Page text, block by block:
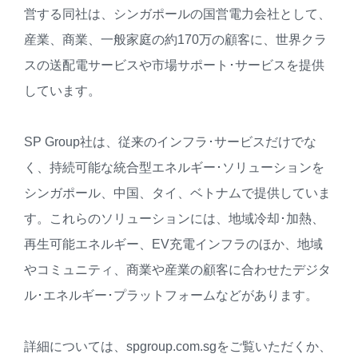
営する同社は、シンガポールの国営電力会社として、
産業、商業、一般家庭の約170万の顧客に、世界クラ
スの送配電サービスや市場サポート･サービスを提供
しています。
SP Group社は、従来のインフラ･サービスだけでな
く、持続可能な統合型エネルギー･ソリューションを
シンガポール、中国、タイ、ベトナムで提供していま
す。これらのソリューションには、地域冷却･加熱、
再生可能エネルギー、EV充電インフラのほか、地域
やコミュニティ、商業や産業の顧客に合わせたデジタ
ル･エネルギー･プラットフォームなどがあります。
詳細については、spgroup.com.sgをご覧いただくか、